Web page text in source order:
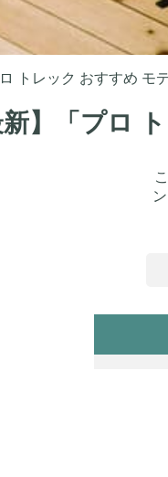
トレック おすすめ モ
新】「プロ